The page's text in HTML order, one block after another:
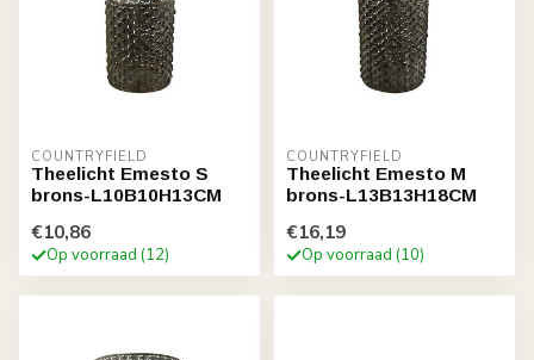
COUNTRYFIELD
Theelicht Emesto S
brons-L10B10H13CM
€10,86
Op voorraad (12)
COUNTRYFIELD
Theelicht Emesto M
brons-L13B13H18CM
€16,19
Op voorraad (10)